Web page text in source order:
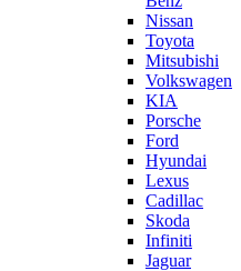
Nissan
Toyota
Mitsubishi
Volkswagen
KIA
Porsche
Ford
Hyundai
Lexus
Cadillac
Skoda
Infiniti
Jaguar